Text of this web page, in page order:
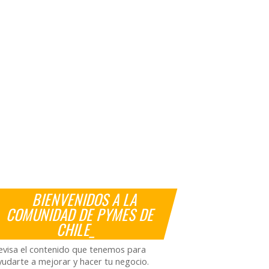
BIENVENIDOS A LA
COMUNIDAD DE PYMES DE
CHILE_
el contenido que tenemos para
a mejorar y hacer tu negocio.